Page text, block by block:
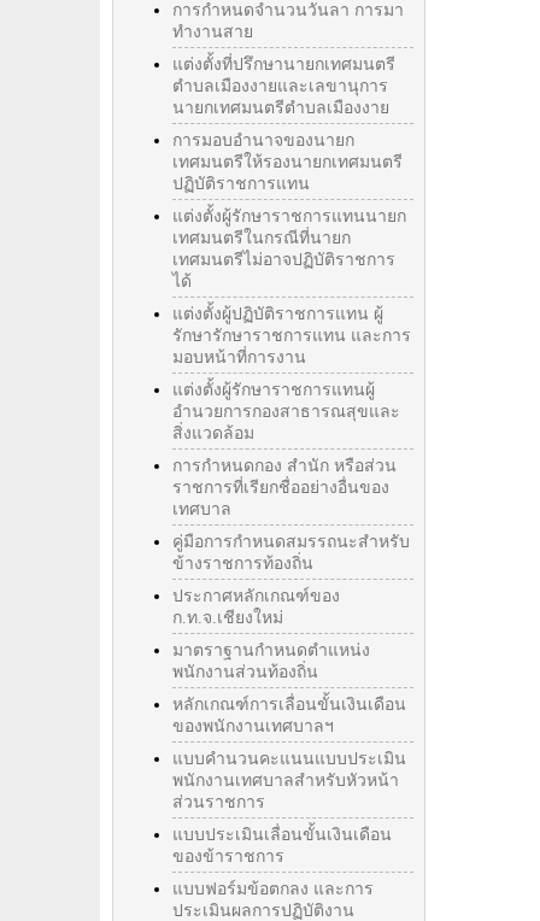
การกำหนดจำนวนวันลา การมา
ทำงานสาย
แต่งตั้งที่ปรึกษานายกเทศมนตรี
ตำบลเมืองงายและเลขานุการ
นายกเทศมนตรีตำบลเมืองงาย
การมอบอำนาจของนายก
เทศมนตรีให้รองนายกเทศมนตรี
ปฏิบัติราชการแทน
แต่งตั้งผู้รักษาราชการแทนนายก
เทศมนตรีในกรณีที่นายก
เทศมนตรีไม่อาจปฏิบัติราชการ
ได้
แต่งตั้งผู้ปฏิบัติราชการแทน ผู้
รักษารักษาราชการแทน และการ
มอบหน้าที่การงาน
แต่งตั้งผู้รักษาราชการแทนผู้
อำนวยการกองสาธารณสุขและ
สิ่งแวดล้อม
การกำหนดกอง สำนัก หรือส่วน
ราชการที่เรียกชื่ออย่างอื่นของ
เทศบาล
คู่มือการกำหนดสมรรถนะสำหรับ
ข้างราชการท้องถิ่น
ประกาศหลักเกณฑ์ของ
ก.ท.จ.เชียงใหม่
มาตราฐานกำหนดตำแหน่ง
พนักงานส่วนท้องถิ่น
หลักเกณฑ์การเลื่อนขั้นเงินเดือน
ของพนักงานเทศบาลฯ
แบบคำนวนคะแนนแบบประเมิน
พนักงานเทศบาลสำหรับหัวหน้า
ส่วนราชการ
แบบประเมินเลื่อนขั้นเงินเดือน
ของข้าราชการ
แบบฟอร์มข้อตกลง และการ
ประเมินผลการปฏิบัติงาน